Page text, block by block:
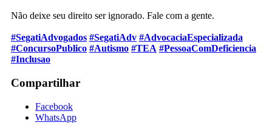
Não deixe seu direito ser ignorado. Fale com a gente.
#SegatiAdvogados #SegatiAdv #AdvocaciaEspecializada
#ConcursoPublico #Autismo #TEA #PessoaComDeficiencia
#Inclusao
Compartilhar
Facebook
WhatsApp